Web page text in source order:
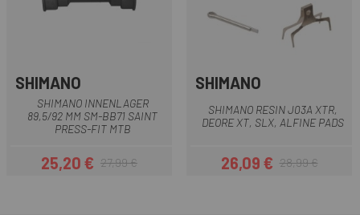
SHIMANO
SHIMANO INNENLAGER
89,5/92 MM SM-BB71 SAINT
PRESS-FIT MTB
Preis
25,20 €Regulärer Preis
27,99 €
SHIMANO
SHIMANO RESIN J03A XTR,
DEORE XT, SLX, ALFINE PADS
Preis
26,09 €Regulärer Preis
28,99 €